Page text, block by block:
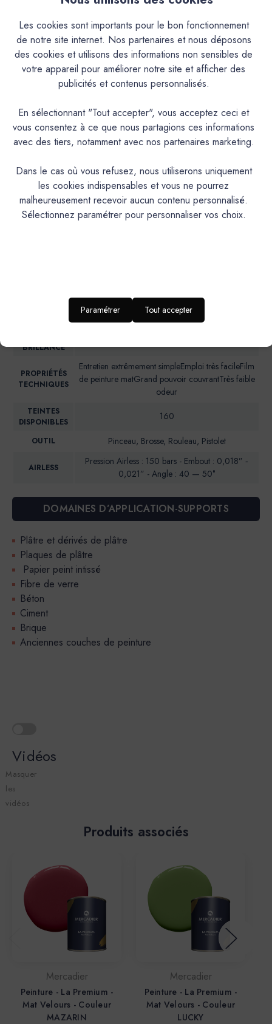
Caractéristiques
Documentation Technique
Couleurs & Échantillons
La Premium est une peinture acrylique très lavable mate en
bains aux propriétés d'entretien remarquables. Convient
également aux espaces humides
PRODUIT
Aspect mat soyeux
BRILLANCE
PROPRIÉTÉS
TECHNIQUES
Entretien extrêmement simpleEmploi très facileFilm
de peinture matGrand pouvoir couvrantTrès faible
odeur
TEINTES
DISPONIBLES
160
OUTIL Pinceau, Brosse, Rouleau, Pistolet
AIRLESS
Pression Airless : 150 bars - Embout : 0,018” ‐
0,021” - Angle : 40 — 50°
DOMAINES D’APPLICATION-SUPPORTS
Plâtre et dérivés de plâtre
Plaques de plâtre
Papier peint intissé
Fibre de verre
Béton
Ciment
Brique
Anciennes couches de peinture
Vidéos
Masquer
les
vidéos
Produits associés
Mercadier
Peinture - La Premium -
Mat Velours - Couleur
MAZARIN
Mercadier
Peinture - La Premium -
Mat Velours - Couleur
LUCKY
Les cookies sont importants pour le bon fonctionnement
de notre site internet. Nos partenaires et nous déposons
des cookies et utilisons des informations non sensibles de
votre appareil pour améliorer notre site et afficher des
publicités et contenus personnalisés.
En sélectionnant "Tout accepter", vous acceptez ceci et
vous consentez à ce que nous partagions ces informations
avec des tiers, notamment avec nos partenaires marketing.
Dans le cas où vous refusez, nous utiliserons uniquement
les cookies indispensables et vous ne pourrez
malheureusement recevoir aucun contenu personnalisé.
Sélectionnez paramétrer pour personnaliser vos choix.
Paramétrer Tout accepter